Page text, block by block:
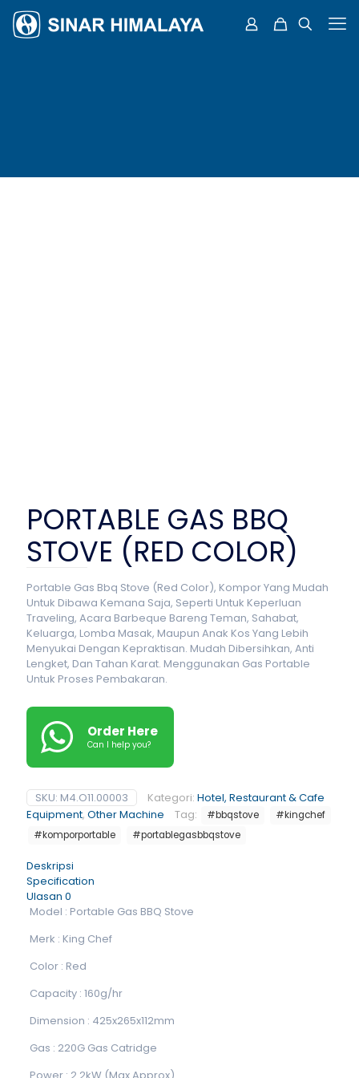
PORTABLE GAS BBQ
STOVE (RED COLOR)
Portable Gas Bbq Stove (Red Color), Kompor Yang Mudah
Untuk Dibawa Kemana Saja, Seperti Untuk Keperluan
Traveling, Acara Barbeque Bareng Teman, Sahabat,
Keluarga, Lomba Masak, Maupun Anak Kos Yang Lebih
Menyukai Dengan Kepraktisan. Mudah Dibersihkan, Anti
Lengket, Dan Tahan Karat. Menggunakan Gas Portable
Untuk Proses Pembakaran.
Order Here
Can I help you?
SKU: M4.O11.00003 Kategori: Hotel, Restaurant & Cafe
Equipment, Other Machine Tag: #bbqstove
#kingchef
#komporportable
#portablegasbbqstove
Deskripsi
Specification
Ulasan 0
Model : Portable Gas BBQ Stove
Merk : King Chef
Color : Red
Capacity : 160g/hr
Dimension : 425x265x112mm
Gas : 220G Gas Catridge